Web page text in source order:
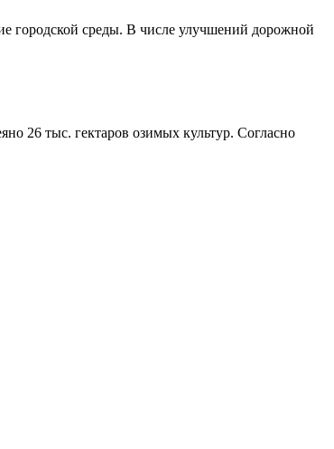
городской среды. В числе улучшений дорожной
26 тыс. гектаров озимых культур. Согласно